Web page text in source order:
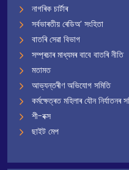
নাগৰিক চাৰ্টাৰ
সৰ্বভাৰতীয় ৰেডিঅ’ সংহিতা
বাতৰি সেৱা বিভাগ
সম্প্ৰচাৰ মাধ্যমৰ বাবে বাতৰি নীতি
মতামত
আভ্যন্তৰীণ অভিযোগ সমিতি
কৰ্মক্ষেত্ৰত মহিলাৰ যৌন
শী-বক্স
ছাইট মেপ